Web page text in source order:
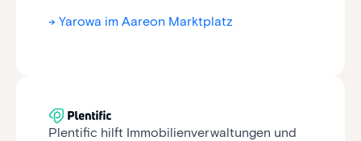
-> Yarowa im Aareon Marktplatz
Plentific hilft Immo­bilien­ver­waltungen und